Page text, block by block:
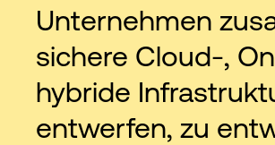
Unternehmen
sichere Cloud-,
hybride
entwerfen, zu